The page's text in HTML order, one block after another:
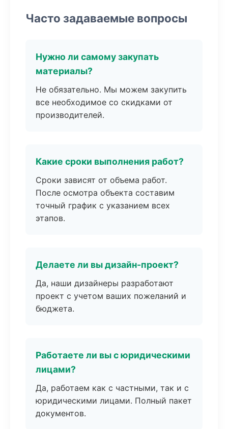
Часто задаваемые вопросы
Нужно ли самому закупать
материалы?
Не обязательно. Мы можем закупить
все необходимое со скидками от
производителей.
Какие сроки выполнения работ?
Сроки зависят от объема работ.
После осмотра объекта составим
точный график с указанием всех
этапов.
Делаете ли вы дизайн-проект?
Да, наши дизайнеры разработают
проект с учетом ваших пожеланий и
бюджета.
Работаете ли вы с юридическими
лицами?
Да, работаем как с частными, так и с
юридическими лицами. Полный пакет
документов.